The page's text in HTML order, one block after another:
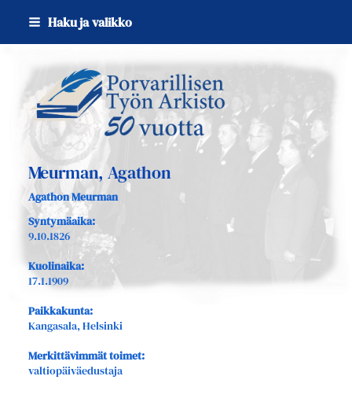
Siirry
sivun
sisältöön
Haku ja valikko
Sivuston etusivulle
Meurman, Agathon
Agathon Meurman
Syntymäaika:
9.10.1826
Kuolinaika:
17.1.1909
Paikkakunta:
Kangasala, Helsinki
Merkittävimmät toimet:
valtiopäiväedustaja